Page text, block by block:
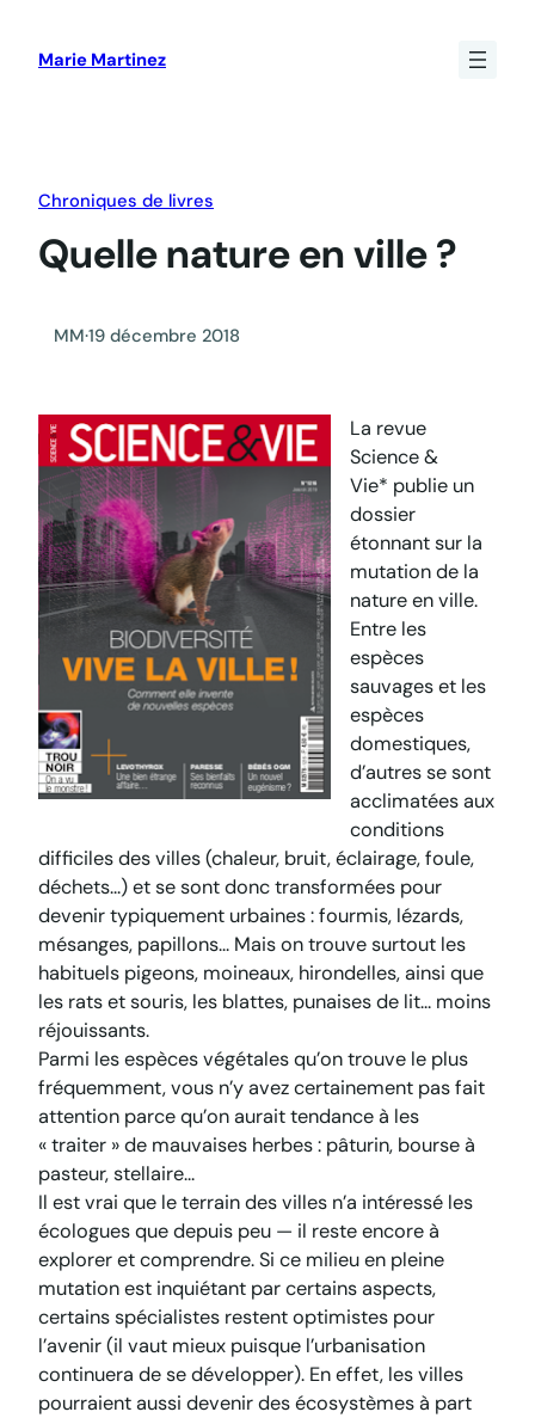
Marie Martinez
Chroniques de livres
Quelle nature en ville ?
MM·19 décembre 2018
La revue
Science &
Vie* publie un
dossier
étonnant sur la
mutation de la
nature en ville.
Entre les
espèces
sauvages et les
espèces
domestiques,
d’autres se sont
acclimatées aux
conditions
difficiles des villes (chaleur, bruit, éclairage, foule,
déchets…) et se sont donc transformées pour
devenir typiquement urbaines : fourmis, lézards,
mésanges, papillons… Mais on trouve surtout les
habituels pigeons, moineaux, hirondelles, ainsi que
les rats et souris, les blattes, punaises de lit… moins
réjouissants.
Parmi les espèces végétales qu’on trouve le plus
fréquemment, vous n’y avez certainement pas fait
attention parce qu’on aurait tendance à les
« traiter » de mauvaises herbes : pâturin, bourse à
pasteur, stellaire…
Il est vrai que le terrain des villes n’a intéressé les
écologues que depuis peu — il reste encore à
explorer et comprendre. Si ce milieu en pleine
mutation est inquiétant par certains aspects,
certains spécialistes restent optimistes pour
l’avenir (il vaut mieux puisque l’urbanisation
continuera de se développer). En effet, les villes
pourraient aussi devenir des écosystèmes à part